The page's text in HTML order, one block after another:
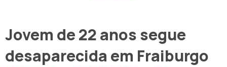
Jovem de 22 anos segue
desaparecida em Fraiburgo